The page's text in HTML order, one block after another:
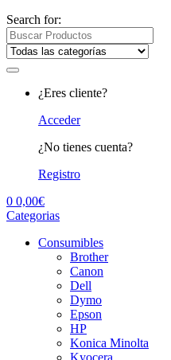
Search for:
¿Eres cliente?
Acceder
¿No tienes cuenta?
Registro
0 0,00€
Categorias
Consumibles
Brother
Canon
Dell
Dymo
Epson
HP
Konica Minolta
Kyocera